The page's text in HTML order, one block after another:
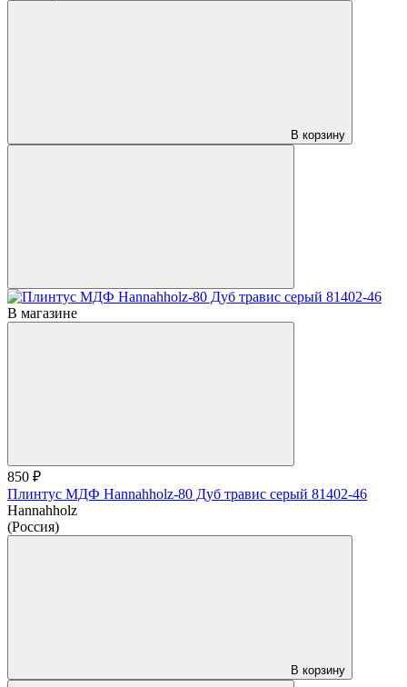
В корзину
В магазине
850 ₽
Плинтус МДФ Hannahholz-80 Дуб травис серый 81402-46
Hannahholz
(Россия)
В корзину